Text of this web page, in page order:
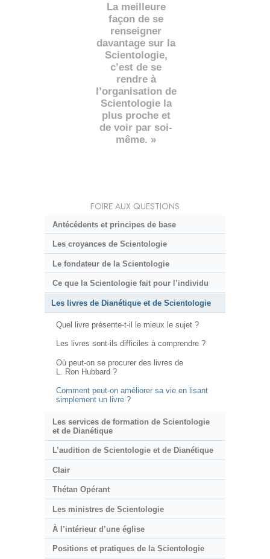
La meilleure
façon de se
renseigner
davantage sur la
Scientologie,
c’est de se
rendre à
l’organisation de
Scientologie la
plus proche et
de voir par soi-
même. »
FOIRE AUX QUESTIONS
Antécédents et principes de base
Les croyances de Scientologie
Le fondateur de la Scientologie
Ce que la Scientologie fait pour l’individu
Les livres de Dianétique et de Scientologie
Quel livre présente-t-il le mieux le sujet ?
Les livres sont-ils difficiles à comprendre ?
Où peut-on se procurer des livres de
L. Ron Hubbard ?
Comment peut-on améliorer sa vie en lisant
simplement un livre ?
Les services de formation de Scientologie
et de Dianétique
L’audition de Scientologie et de Dianétique
Clair
Thétan Opérant
Les ministres de Scientologie
À l’intérieur d’une église
Positions et pratiques de la Scientologie